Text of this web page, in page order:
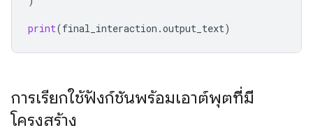
print(final_interaction .output_text)
การเรียกใช้ฟังก์ชันพร้อมเอาต์พุตที่มี
โครงสร้าง